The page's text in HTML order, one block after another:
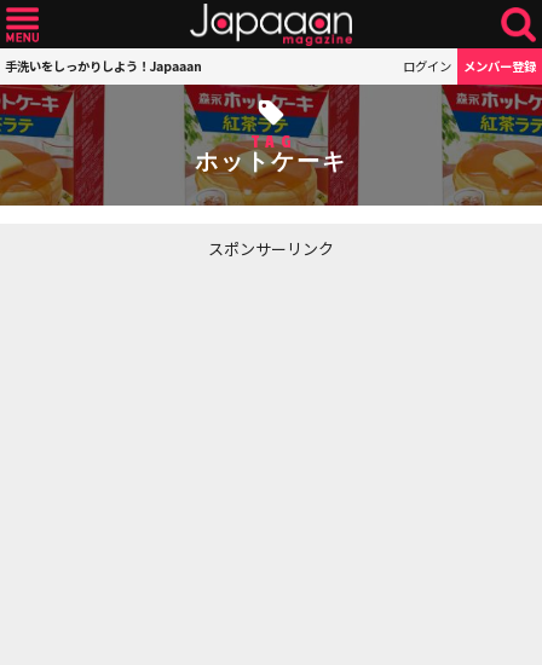
手洗いをしっかりしよう！Japaaan ログイン メンバー登録
TAG
ホットケーキ
スポンサーリンク